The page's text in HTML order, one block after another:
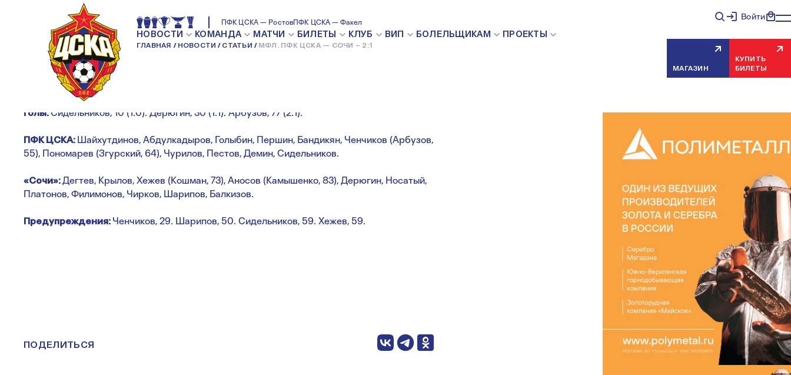
ПФК ЦСКА — РостовПФК ЦСКА — Факел
НОВОСТИ КОМАНДА МАТЧИ БИЛЕТЫ КЛУБ ВИП БОЛЕЛЬЩИКАМ ПРОЕКТЫ
ГЛАВНАЯ НОВОСТИ СТАТЬИ МФЛ. ПФК ЦСКА — СОЧИ – 2:1
Войти
МАГАЗИН
КУПИТЬ
БИЛЕТЫ
МФЛ. ПФК ЦСКА — СОЧИ – 2:1
НОВОСТИ МОЛОДЕЖКИ
Голы:Сидельников, 10 (1:0). Дерюгин, 30 (1:1). Арбузов, 77 (2:1).
ПФК ЦСКА: Шайхутдинов, Абдулкадыров, Голыбин, Першин, Бандикян, Ченчиков (Арбузов,
55), Пономарев (Згурский, 64), Чурилов, Пестов, Демин, Сидельников.
«Сочи»:Дегтев, Крылов, Хежев (Кошман, 73), Аносов (Камышенко, 83), Дерюгин, Носатый,
Платонов, Филимонов, Чирков, Шарипов, Балкизов.
Предупреждения: Ченчиков, 29. Шарипов, 50. Сидельников, 59. Хежев, 59.
ПОДЕЛИТЬСЯ